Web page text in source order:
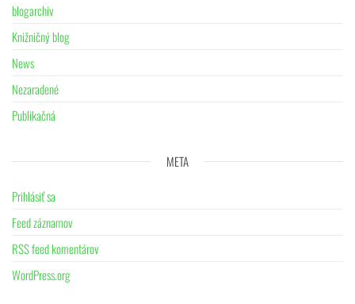
blogarchiv
Knižničný blog
News
Nezaradené
Publikačná
META
Prihlásiť sa
Feed záznamov
RSS feed komentárov
WordPress.org